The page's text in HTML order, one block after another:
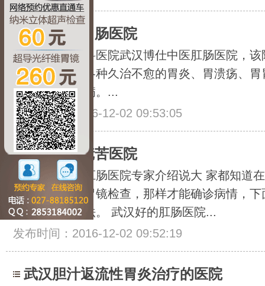
武汉检查胃肠医院
检查胃肠的专科医院武汉博仕中医肛肠医院，
查设备，治疗各种久治不愈的胃炎、胃溃疡、
等各种胃肠疾病。...
发布时间：2016-12-02 09:53:05
武汉做胃镜苦医院
武汉博仕中医肛肠医院专家介绍说大 家都知道
行一个详细地胃镜检查，那样才能确诊病情，
医院专家的看法。 武汉好的肛肠医院...
发布时间：2016-12-02 09:52:19
武汉胆汁返流性胃炎治疗的医院